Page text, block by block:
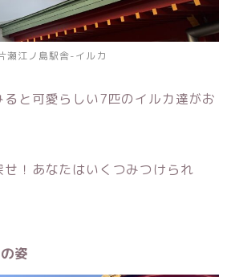
瀬江ノ島駅舎-イルカ
と可愛らしい7匹のイルカ達がお
！あなたはいくつみつけられ
姿